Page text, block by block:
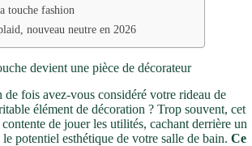
touche fashion
nouveau neutre en 2026
devient une pièce de décorateur
de fois avez-vous considéré votre rideau de
élément de décoration ? Trop souvent, cet
de jouer les utilités, cachant derrière un
potentiel esthétique de votre salle de bain. Ce